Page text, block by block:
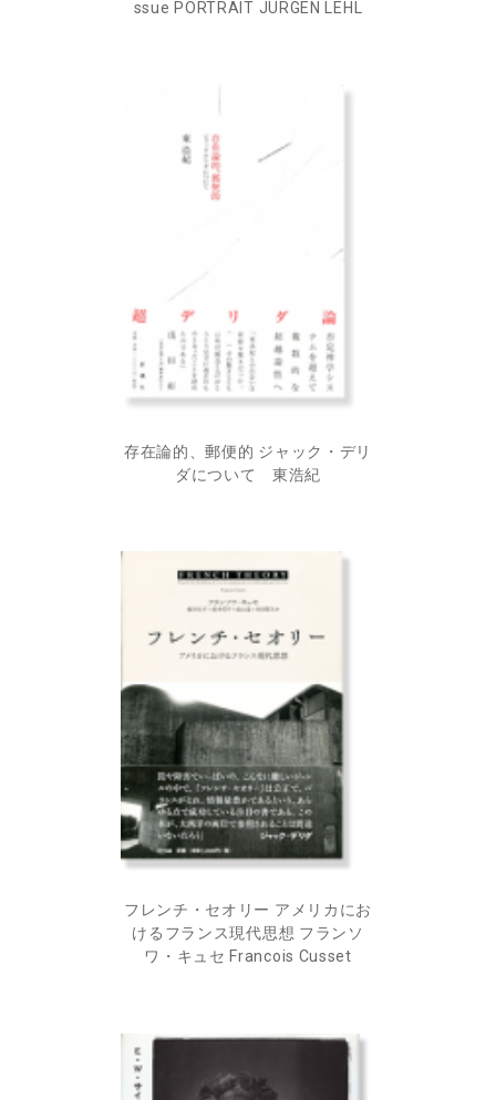
ssue PORTRAIT JURGEN LEHL
存在論的、郵便的 ジャック・デリ
ダについて 東浩紀
フレンチ・セオリー アメリカにお
けるフランス現代思想 フランソ
ワ・キュセ Francois Cusset